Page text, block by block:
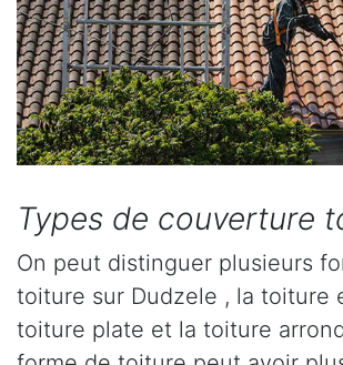
Types de couverture
On peut distinguer plusieurs
toiture sur Dudzele , la toiture
toiture plate et la toiture